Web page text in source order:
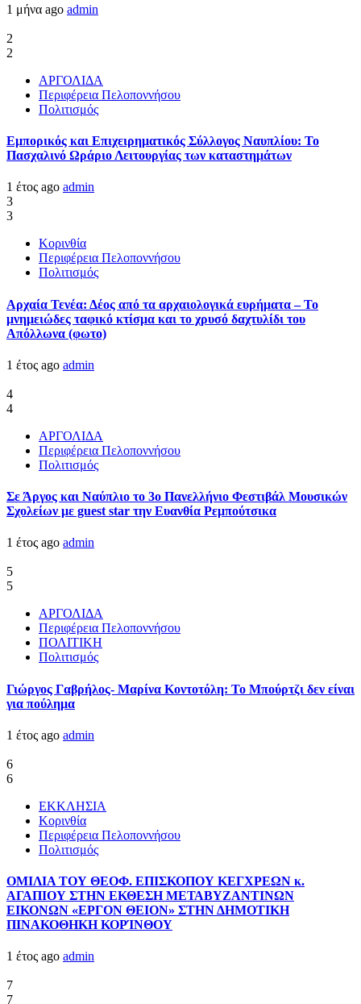
1 μήνα ago admin
2
2
ΑΡΓΟΛΙΔΑ
Περιφέρεια Πελοποννήσου
Πολιτισμός
Εμπορικός και Επιχειρηματικός Σύλλογος Ναυπλίου: Το
Πασχαλινό Ωράριο Λειτουργίας των καταστημάτων
1 έτος ago admin
3
3
Κορινθία
Περιφέρεια Πελοποννήσου
Πολιτισμός
Αρχαία Τενέα: Δέος από τα αρχαιολογικά ευρήματα – Το
μνημειώδες ταφικό κτίσμα και το χρυσό δαχτυλίδι του
Απόλλωνα (φωτο)
1 έτος ago admin
4
4
ΑΡΓΟΛΙΔΑ
Περιφέρεια Πελοποννήσου
Πολιτισμός
Σε Άργος και Ναύπλιο το 3ο Πανελλήνιο Φεστιβάλ Μουσικών
Σχολείων με guest star την Ευανθία Ρεμπούτσικα
1 έτος ago admin
5
5
ΑΡΓΟΛΙΔΑ
Περιφέρεια Πελοποννήσου
ΠΟΛΙΤΙΚΗ
Πολιτισμός
Γιώργος Γαβρήλος- Μαρίνα Κοντοτόλη: Το Μπούρτζι δεν είναι
για πούλημα
1 έτος ago admin
6
6
ΕΚΚΛΗΣΙΑ
Κορινθία
Περιφέρεια Πελοποννήσου
Πολιτισμός
ΟΜΙΛΙΑ ΤΟΥ ΘΕΟΦ. ΕΠΙΣΚΟΠΟΥ ΚΕΓΧΡΕΩΝ κ.
ΑΓΑΠΙΟΥ ΣΤΗΝ ΕΚΘΕΣΗ ΜΕΤΑΒΥΖΑΝΤΙΝΩΝ
ΕΙΚΟΝΩΝ «ΕΡΓΟΝ ΘΕΙΟΝ» ΣΤΗΝ ΔΗΜΟΤΙΚΗ
ΠΙΝΑΚΟΘΗΚΗ ΚΟΡΊΝΘΟΥ
1 έτος ago admin
7
7